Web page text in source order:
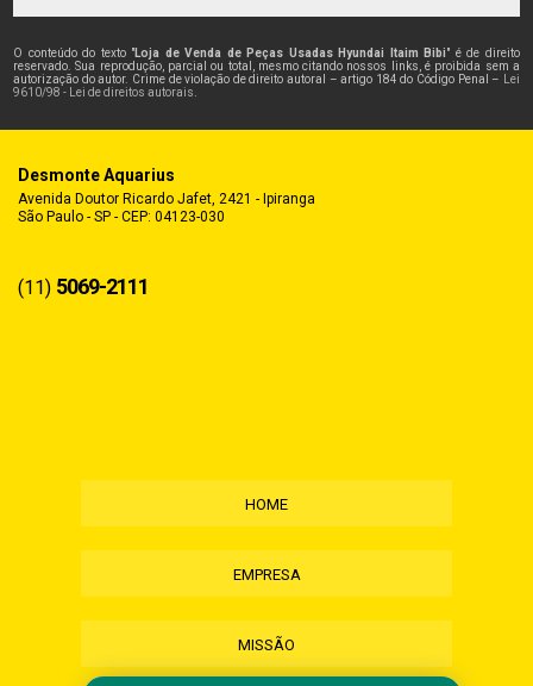
O conteúdo do texto "Loja de Venda de Peças Usadas Hyundai Itaim Bibi" é de direito
reservado. Sua reprodução, parcial ou total, mesmo citando nossos links, é proibida sem a
autorização do autor. Crime de violação de direito autoral – artigo 184 do Código Penal –
Lei
9610/98 - Lei de direitos autorais
Desmonte Aquarius
Avenida Doutor Ricardo Jafet, 2421 - Ipiranga
São Paulo - SP - CEP: 04123-030
(11) 5069-2111
HOME
EMPRESA
MISSÃO